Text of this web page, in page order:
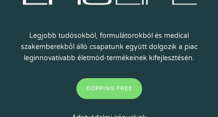
Legjobb tudósokból, formulátorokból és medical
szakemberekből álló csapatunk együtt dolgozik a piac
leginnovatívabb életmód-termékeinek kifejlesztésén.
DOPPING FREE